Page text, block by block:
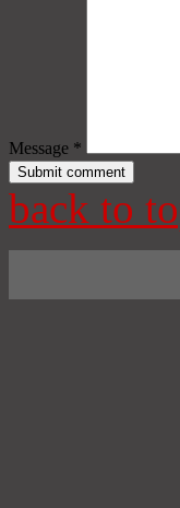
Message *
back to